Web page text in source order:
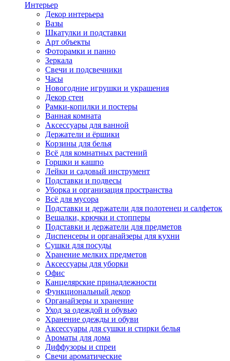
Интерьер
Декор интерьера
Вазы
Шкатулки и подставки
Арт объекты
Фоторамки и панно
Зеркала
Свечи и подсвечники
Часы
Новогодние игрушки и украшения
Декор стен
Рамки-копилки и постеры
Ванная комната
Аксессуары для ванной
Держатели и ёршики
Корзины для белья
Всё для комнатных растений
Горшки и кашпо
Лейки и садовый инструмент
Подставки и подвесы
Уборка и организация пространства
Всё для мусора
Подставки и держатели для полотенец и салфеток
Вешалки, крючки и стопперы
Подставки и держатели для предметов
Диспенсеры и органайзеры для кухни
Сушки для посуды
Хранение мелких предметов
Аксессуары для уборки
Офис
Канцелярские принадлежности
Функциональный декор
Органайзеры и хранение
Уход за одеждой и обувью
Хранение одежды и обуви
Аксессуары для сушки и стирки белья
Ароматы для дома
Диффузоры и спреи
Свечи ароматические